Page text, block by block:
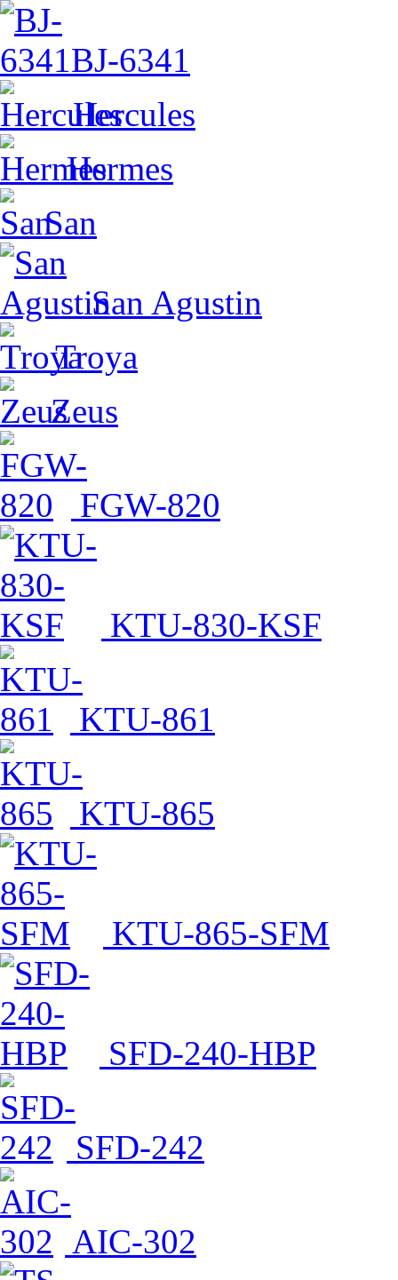
BJ-6341
Hercules
Hermes
San
San Agustin
Troya
Zeus
FGW-820
KTU-830-KSF
KTU-861
KTU-865
KTU-865-SFM
SFD-240-HBP
SFD-242
AIC-302